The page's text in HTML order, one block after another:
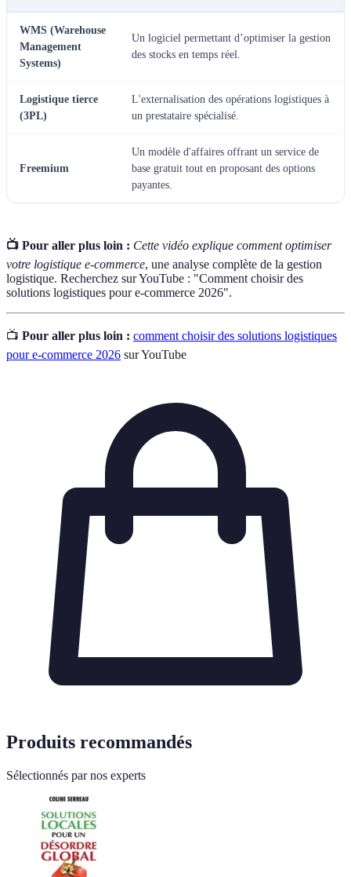
WMS (Warehouse
Management
Systems)
Un logiciel permettant d’optimiser la gestion
des stocks en temps réel.
Logistique tierce
(3PL)
L'externalisation des opérations logistiques à
un prestataire spécialisé.
Freemium
Un modèle d'affaires offrant un service de
base gratuit tout en proposant des options
payantes.
📺 Pour aller plus loin : Cette vidéo explique comment optimiser
votre logistique e-commerce, une analyse complète de la gestion
logistique. Recherchez sur YouTube : "Comment choisir des
solutions logistiques pour e-commerce 2026".
📺 Pour aller plus loin : comment choisir des solutions logistiques
pour e-commerce 2026 sur YouTube
Produits recommandés
Sélectionnés par nos experts